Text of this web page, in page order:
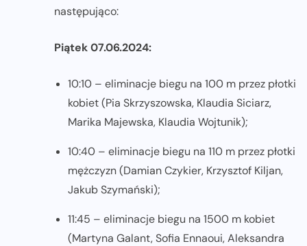
następująco:
Piątek 07.06.2024:
10:10 – eliminacje biegu na 100 m przez płotki
kobiet (Pia Skrzyszowska, Klaudia Siciarz,
Marika Majewska, Klaudia Wojtunik);
10:40 – eliminacje biegu na 110 m przez płotki
mężczyzn (Damian Czykier, Krzysztof Kiljan,
Jakub Szymański);
11:45 – eliminacje biegu na 1500 m kobiet
(Martyna Galant, Sofia Ennaoui, Aleksandra